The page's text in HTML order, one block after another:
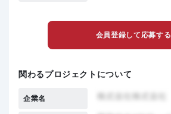
会員登録して応募する
関わるプロジェクトについて
企業名